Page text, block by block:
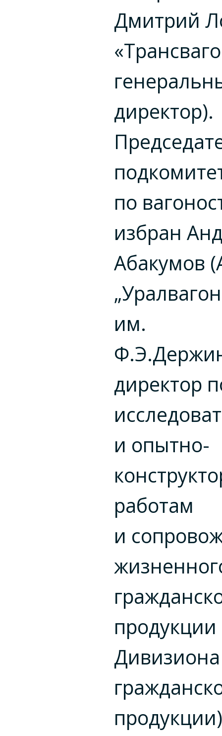
Дмитрий
директор).
по
избран
Абакумов
им.
директор
и опытно-
работам
и
продукции
Дивизиона